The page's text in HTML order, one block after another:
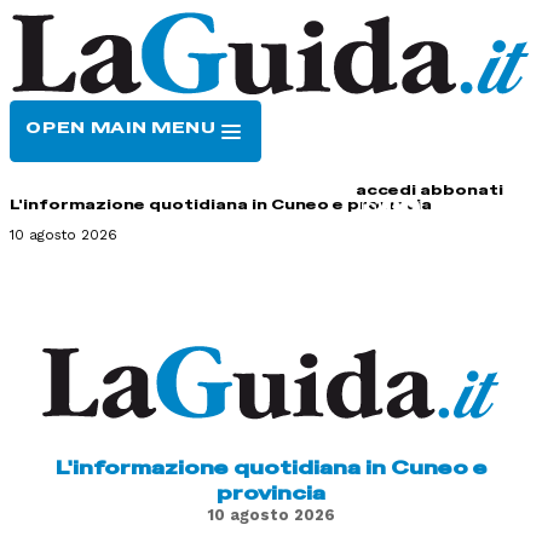
OPEN MAIN MENU
accedi abbonati
L'informazione quotidiana in Cuneo e provincia
10 agosto 2026
L'informazione quotidiana in Cuneo e
provincia
10 agosto 2026